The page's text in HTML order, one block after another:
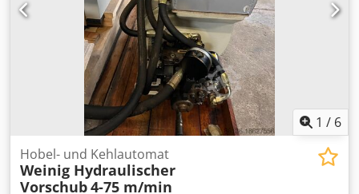
1 / 6
Hobel- und Kehlautomat
Weinig Hydraulischer
Vorschub4-75 m/min